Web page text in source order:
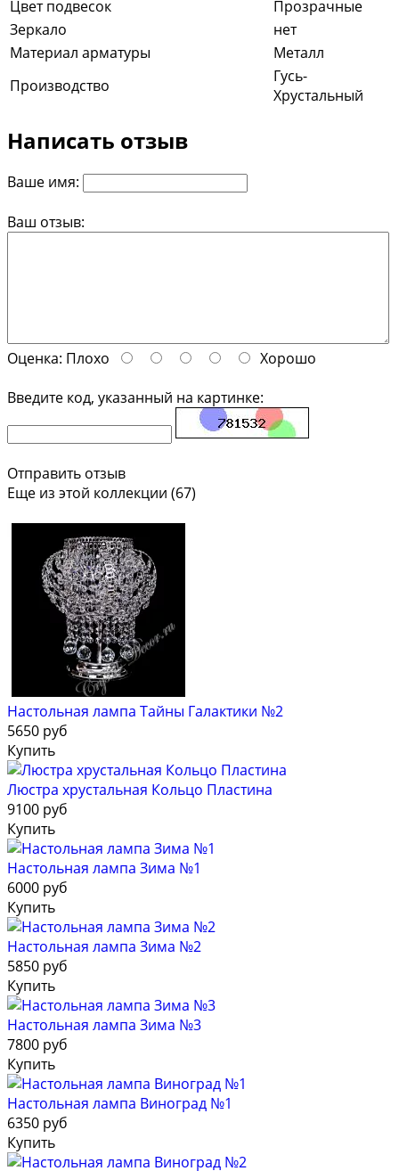
Цвет подвесок
Прозрачные
Зеркало
нет
Материал арматуры
Металл
Производство
Гусь-
Хрустальный
Написать отзыв
Ваше имя:
Ваш отзыв:
Оценка: Плохо
Хорошо
Введите код, указанный на картинке:
Отправить отзыв
Еще из этой коллекции (67)
Настольная лампа Тайны Галактики №2
5650 руб
Купить
Люстра хрустальная Кольцо Пластина
9100 руб
Купить
Настольная лампа Зима №1
6000 руб
Купить
Настольная лампа Зима №2
5850 руб
Купить
Настольная лампа Зима №3
7800 руб
Купить
Настольная лампа Виноград №1
6350 руб
Купить